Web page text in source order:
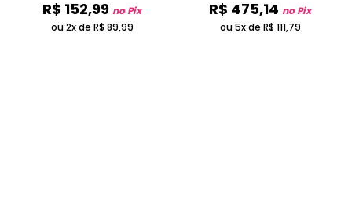
R$ 152,99 no Pix
ou 2x de R$ 89,99
R$ 475,14 no Pix
ou 5x de R$ 111,79